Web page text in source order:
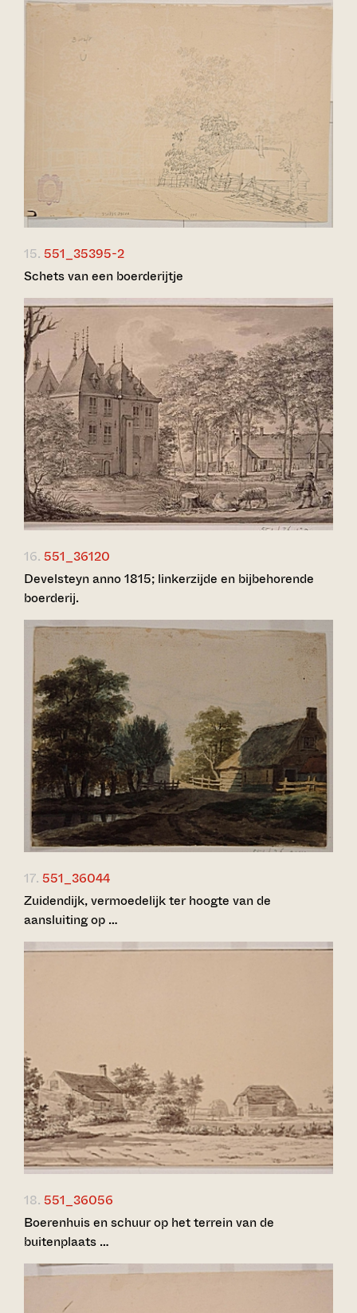
15. 551_35395-2
Schets van een boerderijtje
16. 551_36120
Develsteyn anno 1815; linkerzijde en bijbehorende
boerderij.
17. 551_36044
Zuidendijk, vermoedelijk ter hoogte van de
aansluiting op …
18. 551_36056
Boerenhuis en schuur op het terrein van de
buitenplaats …